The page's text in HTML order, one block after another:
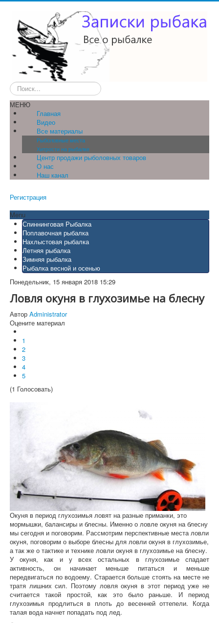
Искать...
МЕНЮ
Главная
Видео
Все материалы
Рыболовные места
Хитрости на рыбалке
Центр продажи рыболовных товаров
О нас
Наш канал
Регистрация
Menu
Спиннинговая Рыбалка
Поплавочная рыбалка
Нахлыстовая рыбалка
Летняя рыбалка
Зимняя рыбалка
Рыбалка весной и осенью
Понедельник, 15 января 2018 15:29
Ловля окуня в глухозимье на блесну
Автор Administrator
Оцените материал
1
2
3
4
5
(1 Голосовать)
Окуня в период глухозимья ловят на разные приманки, это
мормышки, балансиры и блесны. Именно о ловле окуня на блесну
мы сегодня и поговорим. Рассмотрим перспективные места ловли
окуня, поговорим о выборе блесны для ловли окуня в глухозимье,
а так же о тактике и технике ловли окуня в глухозимье на блесну.
У окуня, как и у всех остальных в глухозимье спадает
активность, он начинает меньше питаться и меньше
передвигаться по водоему. Старается больше стоять на месте не
тратя лишних сил. Поэтому ловля окуня в этот период уже не
считается такой простой, как это было раньше. И период
глухозимья продлиться в плоть до весенней оттепели. Когда
талая вода начнет попадать под лед.